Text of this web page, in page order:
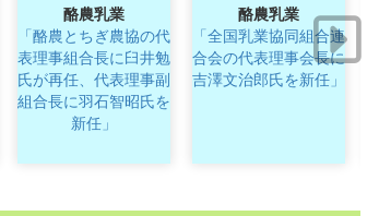
酪農乳業
「酪農とちぎ農協の代
表理事組合長に臼井勉
氏が再任、代表理事副
組合長に羽石智昭氏を
新任」
酪農乳業
「全国乳業協同組合連
合会の代表理事会長に
吉澤文治郎氏を新任」